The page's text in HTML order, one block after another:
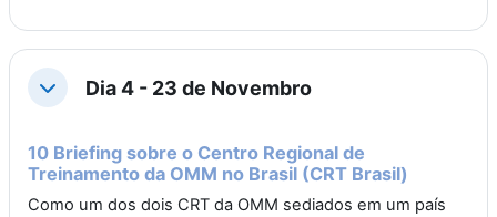
CollapseDia 4 - 23 de Novembro
10 Briefing sobre o Centro Regional de
Treinamento da OMM no Brasil (CRT Brasil)
Como um dos dois CRT da OMM sediados em um país